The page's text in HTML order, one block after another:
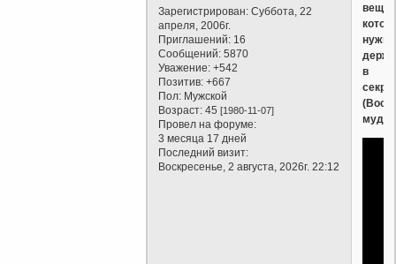
Зарегистрирован: Суббота, 22
апреля, 2006г.
Приглашений: 16
Сообщений: 5870
Уважение: +542
Позитив: +667
Пол: Мужской
Возраст: 45[1980-11-07]
Провел на форуме:
3 месяца 17 дней
Последний визит:
Воскресенье, 2 августа, 2026г. 22:12
нужно
в